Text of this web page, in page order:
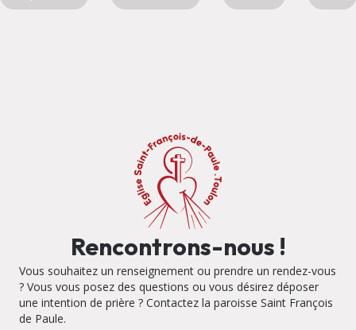
Rencontrons-nous !
Vous souhaitez un renseignement ou prendre un rendez-vous
? Vous vous posez des questions ou vous désirez déposer
une intention de prière ? Contactez la paroisse Saint François
de Paule.